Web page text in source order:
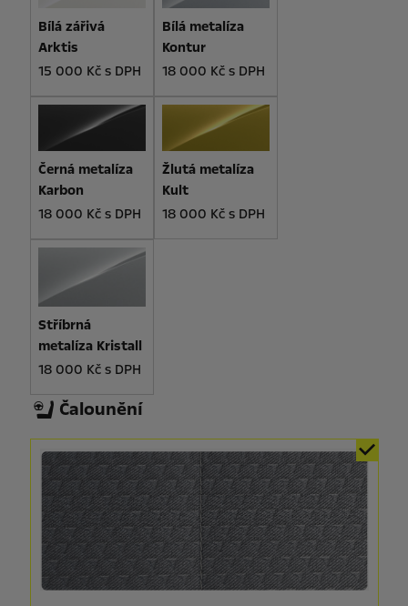
Bílá zářivá
Arktis
15 000 Kč s DPH
Bílá metalíza
Kontur
18 000 Kč s DPH
Černá metalíza
Karbon
18 000 Kč s DPH
Žlutá metalíza
Kult
18 000 Kč s DPH
Stříbrná
metalíza Kristall
18 000 Kč s DPH
Čalounění